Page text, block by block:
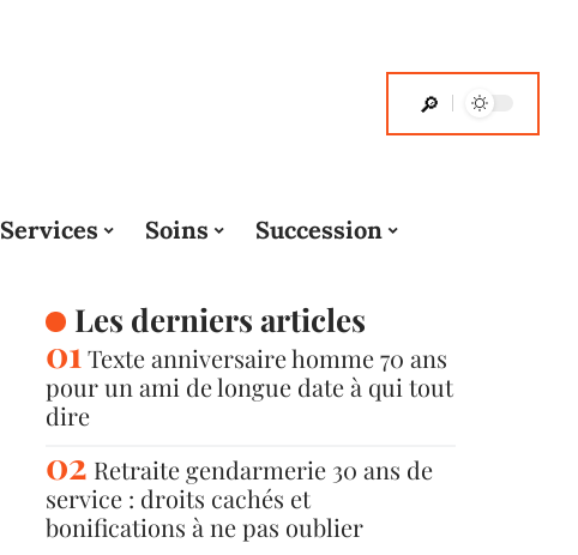
Services Soins Succession
Les derniers articles
Texte anniversaire homme 70 ans
pour un ami de longue date à qui tout
dire
Retraite gendarmerie 30 ans de
service : droits cachés et
bonifications à ne pas oublier